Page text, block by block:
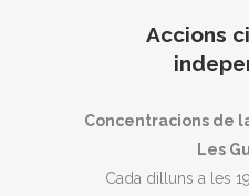
Accions
Concentracions de
Les
Cada dilluns a les